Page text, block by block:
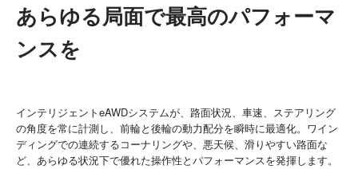
あらゆる局面で最高のパフォーマ
ンスを
インテリジェントeAWDシステムが、路面状況、車速、ステアリング
の角度を常に計測し、前輪と後輪の動力配分を瞬時に最適化。ワイン
ディングでの連続するコーナリングや、悪天候、滑りやすい路面な
ど、あらゆる状況下で優れた操作性とパフォーマンスを発揮します。